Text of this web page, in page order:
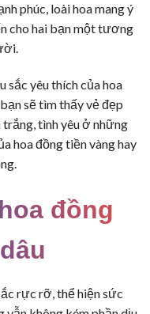
phúc, loài hoa mang ý
cho hai bạn một tương
sắc yêu thích của hoa
sẽ tìm thấy vẻ đẹp
tình yêu ở những
hoa đồng tiền vàng hay
đồng
rực rỡ, thể hiện sức